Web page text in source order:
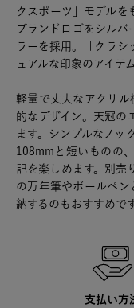
クスポーツ」モデルを
ブランドロゴをシルバ
ラーを採用。「クラシ
ュアルな印象のアイテ
軽量で丈夫なアクリ
的なデザイン。天冠の
ます。シンプルなノッ
108mmと短いものの
記を楽しめます。別売
の万年筆やボールペ
納するのもおすすめです
支払い方